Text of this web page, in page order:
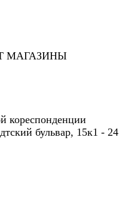
МАГАЗИНЫ
кореспонденции
бульвар, 15к1 - 24